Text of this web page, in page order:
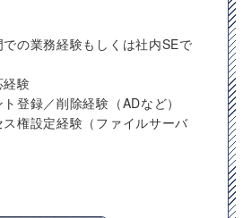
での業務経験もしくは社内SEで
経験
登録／削除経験（ADなど）
ス権設定経験（ファイルサーバ